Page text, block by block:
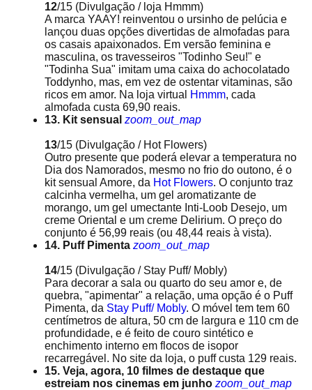
12/15 (Divulgação / loja Hmmm)
A marca YAAY! reinventou o ursinho de pelúcia e
lançou duas opções divertidas de almofadas para
os casais apaixonados. Em versão feminina e
masculina, os travesseiros "Todinho Seu!" e
"Todinha Sua" imitam uma caixa do achocolatado
Toddynho, mas, em vez de ostentar vitaminas, são
ricos em amor. Na loja virtual
Hmmm, cada
almofada custa 69,90 reais.
13. Kit sensual zoom_out_map
13/15 (Divulgação / Hot Flowers)
Outro presente que poderá elevar a temperatura no
Dia dos Namorados, mesmo no frio do outono, é o
kit sensual Amore, da Hot Flowers. O conjunto traz
calcinha vermelha, um gel aromatizante de
morango, um gel umectante Inti-Loob Desejo, um
creme Oriental e um creme Delirium. O preço do
conjunto é 56,99 reais (ou 48,44 reais à vista).
14. Puff Pimenta zoom_out_map
14/15 (Divulgação / Stay Puff/ Mobly)
Para decorar a sala ou quarto do seu amor e, de
quebra, "apimentar" a relação, uma opção é o Puff
Pimenta, da Stay Puff/ Mobly. O móvel tem tem 60
centímetros de altura, 50 cm de largura e 110 cm de
profundidade, e é feito de couro sintético e
enchimento interno em flocos de isopor
recarregável. No site da loja, o puff custa 129 reais.
15. Veja, agora, 10 filmes de destaque que
estreiam nos cinemas em junho zoom_out_map